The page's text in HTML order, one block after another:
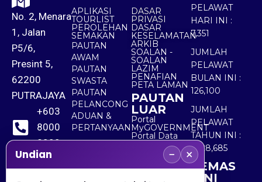
No. 2, Menara
1, Jalan
P5/6,
Presint 5,
62200
PUTRAJAYA
+603
8000
8000
+603
APLIKASI
TOURLIST
PEROLEHAN
SEMAKAN
PAUTAN
AWAM
PAUTAN
SWASTA
PAUTAN
PELANCONG
ADUAN &
PERTANYAAN
DASAR
PRIVASI
DASAR
KESELAMATAN
ARKIB
SOALAN -
SOALAN
LAZIM
PENAFIAN
PETA LAMAN
PAUTAN
LUAR
Portal
MyGOVERNMENT
Portal Data
Terbuka
Sektor Awam
PELAWAT
HARI INI :
7,351
JUMLAH
PELAWAT
BULAN INI :
126,100
JUMLAH
PELAWAT
TAHUN INI :
5,528,685
KEMAS
KINI
Undian − ×